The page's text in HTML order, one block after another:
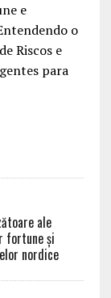
e
o
Riscos e
para
ale
fortune și
nordice